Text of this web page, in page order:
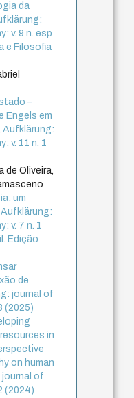
da
v. 9 n. esp
e Filosofia
–
Engels em
Aufklärung:
v. 11 n. 1
de Oliveira,
um
Aufklärung:
v. 7 n. 1
Edição
de
journal of
(2025)
in
on human
of
(2024)